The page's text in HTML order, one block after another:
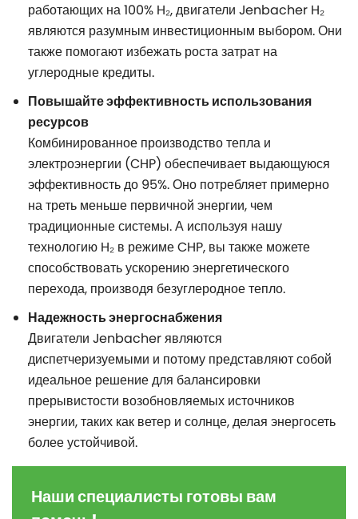
работающих на 100% H₂, двигатели Jenbacher H₂
являются разумным инвестиционным выбором. Они
также помогают избежать роста затрат на
углеродные кредиты.
Повышайте эффективность использования
ресурсов
Комбинированное производство тепла и
электроэнергии (CHP) обеспечивает выдающуюся
эффективность до 95%. Оно потребляет примерно
на треть меньше первичной энергии, чем
традиционные системы. А используя нашу
технологию H₂ в режиме CHP, вы также можете
способствовать ускорению энергетического
перехода, производя безуглеродное тепло.
Надежность энергоснабжения
Двигатели Jenbacher являются
диспетчеризуемыми и потому представляют собой
идеальное решение для балансировки
прерывистости возобновляемых источников
энергии, таких как ветер и солнце, делая энергосеть
более устойчивой.
Наши специалисты готовы вам